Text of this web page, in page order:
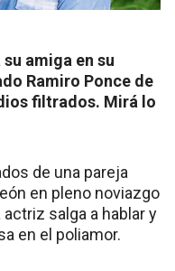
amiga en su
Ramiro Ponce de
filtrados. Mirá lo
de una pareja
en pleno noviazgo
salga a hablar y
en el poliamor.